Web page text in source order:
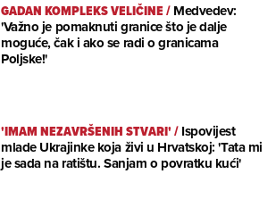
GADAN KOMPLEKS VELIČINE/Medvedev:
'Važno je pomaknuti granice što je dalje
moguće, čak i ako se radi o granicama
Poljske!'
'IMAM NEZAVRŠENIH STVARI'/Ispovijest
mlade Ukrajinke koja živi u Hrvatskoj: 'Tata mi
je sada na ratištu. Sanjam o povratku kući'